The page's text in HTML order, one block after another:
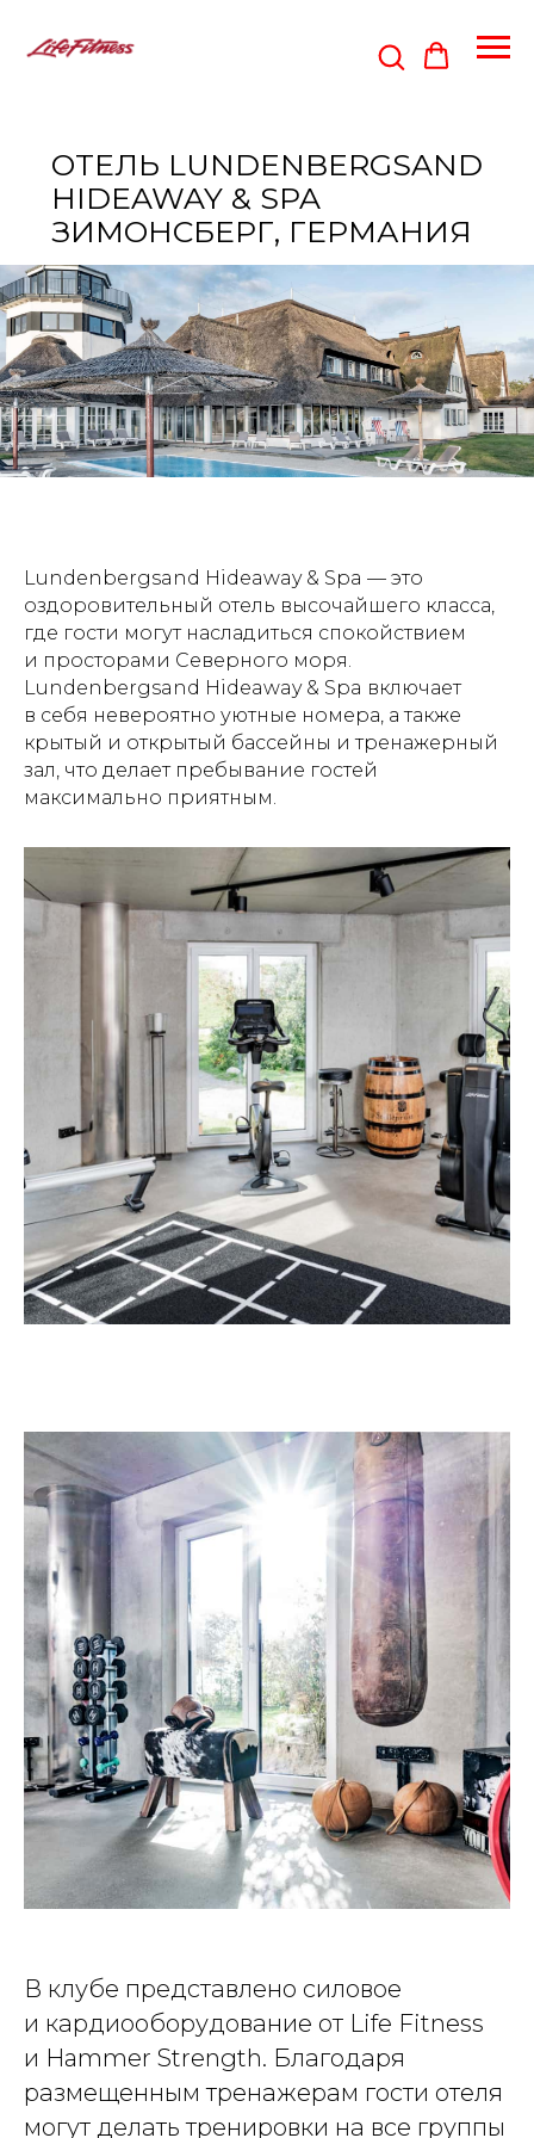
ОТЕЛЬ LUNDENBERGSAND
HIDEAWAY & SPA
ЗИМОНСБЕРГ, ГЕРМАНИЯ
Lundenbergsand Hideaway & Spa — это
оздоровительный отель высочайшего класса,
где гости могут насладиться спокойствием
и просторами Северного моря.
Lundenbergsand Hideaway & Spa включает
в себя невероятно уютные номера, а также
крытый и открытый бассейны и тренажерный
зал, что делает пребывание гостей
максимально приятным.
В клубе представлено силовое
и кардиооборудование от Life Fitness
и Hammer Strength. Благодаря
размещенным тренажерам гости отеля
могут делать тренировки на все группы